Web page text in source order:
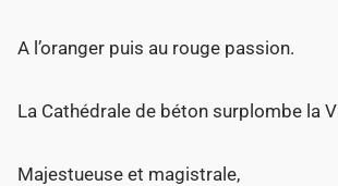
A l’oranger puis au rouge passion.
La Cathédrale de béton surplombe la
Majestueuse et magistrale,